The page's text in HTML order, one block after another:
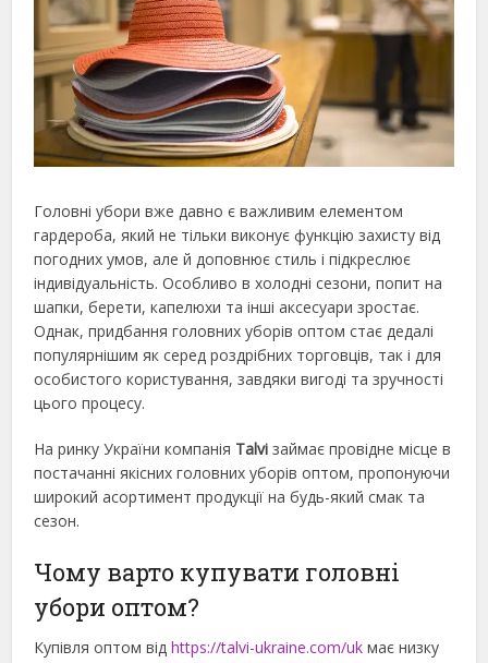
Головні убори вже давно є важливим елементом
гардероба, який не тільки виконує функцію захисту від
погодних умов, але й доповнює стиль і підкреслює
індивідуальність. Особливо в холодні сезони, попит на
шапки, берети, капелюхи та інші аксесуари зростає.
Однак, придбання головних уборів оптом стає дедалі
популярнішим як серед роздрібних торговців, так і для
особистого користування, завдяки вигоді та зручності
цього процесу.
На ринку України компанія Talvi займає провідне місце в
постачанні якісних головних уборів оптом, пропонуючи
широкий асортимент продукції на будь-який смак та
сезон.
Чому варто купувати головні
убори оптом?
Купівля оптом відhttps://talvi-ukraine.com/uk має низку